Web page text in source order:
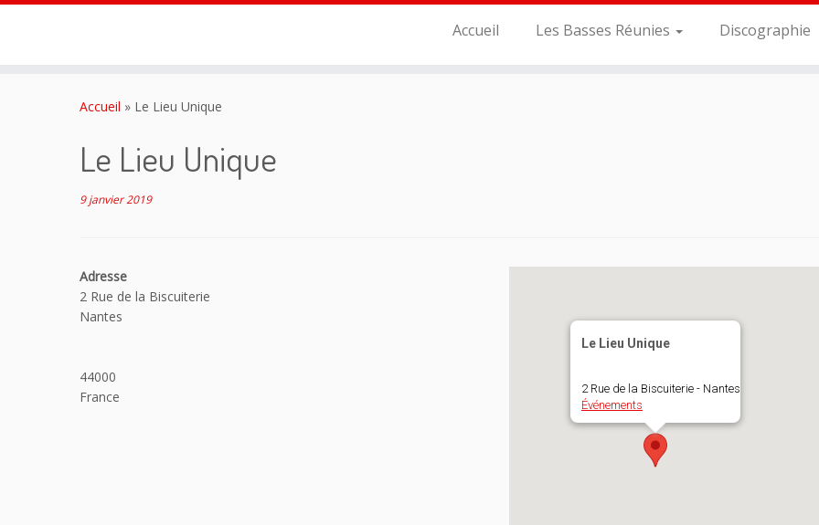
Accueil Les Basses Réunies Discographie
Accueil » Le Lieu Unique
Le Lieu Unique
9 janvier 2019
Le Lieu Unique
2 Rue de la Biscuiterie - Nantes
Événements
Adresse
2 Rue de la Biscuiterie
Nantes
44000
France